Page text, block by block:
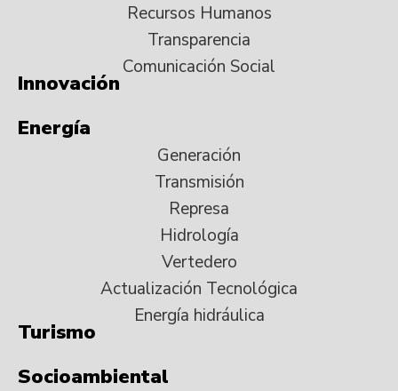
Recursos Humanos
Transparencia
Comunicación Social
Innovación
Energía
Generación
Transmisión
Represa
Hidrología
Vertedero
Actualización Tecnológica
Energía hidráulica
Turismo
Socioambiental